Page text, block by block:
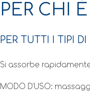
PER CHI
PER TUTTI I TIPI DI
Si assorbe
MODO D’USO: